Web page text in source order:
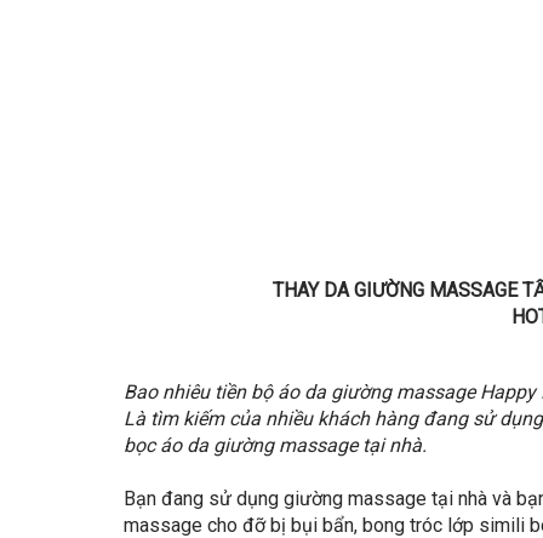
THAY DA GIƯỜNG MASSAGE
Bao nhiêu tiền bộ áo da giường massage Happy
Là tìm kiếm của nhiều khách hàng đang sử
bọc áo da giường massage tại nhà.
Bạn đang sử dụng giường massage tại nhà và
massage cho đỡ bị bụi bẩn, bong tróc lớp simili